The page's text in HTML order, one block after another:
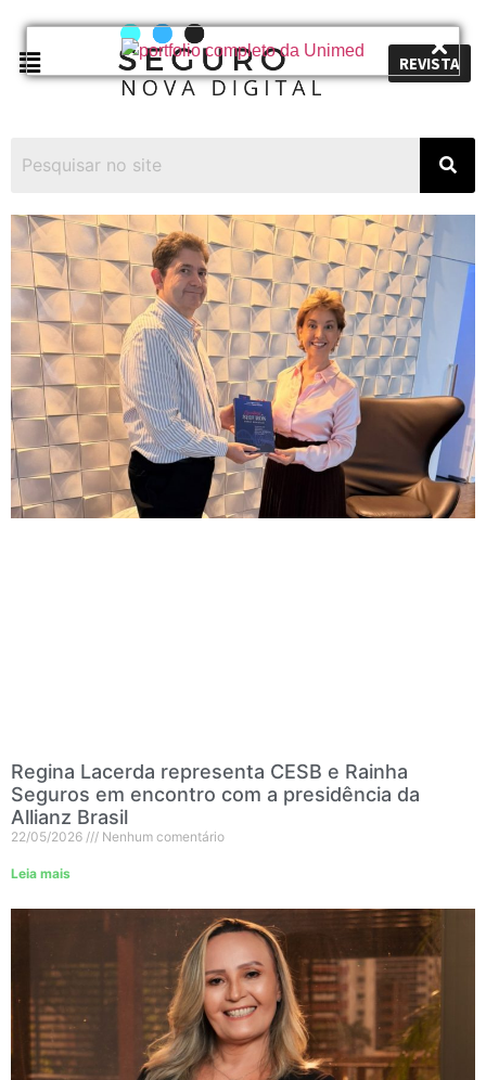
REVISTA
Regina Lacerda representa CESB e Rainha
Seguros em encontro com a presidência da
Allianz Brasil
22/05/2026 Nenhum comentário
Leia mais